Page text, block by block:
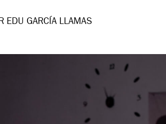
EDU GARCÍA LLAMAS